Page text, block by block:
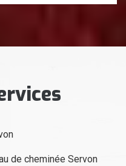
de cheminée Servon